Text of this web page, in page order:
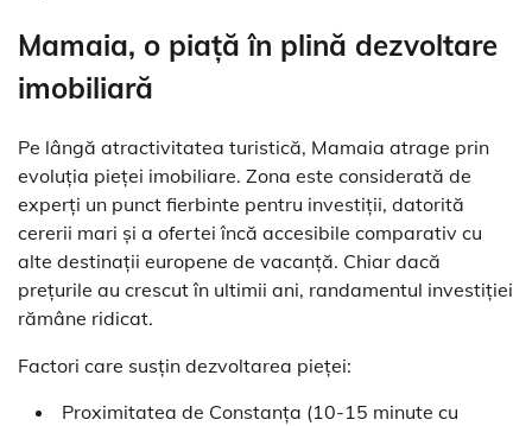
Mamaia, o piață în plină dezvoltare
imobiliară
Pe lângă atractivitatea turistică, Mamaia atrage prin
evoluția pieței imobiliare. Zona este considerată de
experți un punct fierbinte pentru investiții, datorită
cererii mari și a ofertei încă accesibile comparativ cu
alte destinații europene de vacanță. Chiar dacă
prețurile au crescut în ultimii ani, randamentul investiției
rămâne ridicat.
Factori care susțin dezvoltarea pieței:
Proximitatea de Constanța (10-15 minute cu